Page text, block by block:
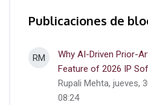
Publicaciones de
RM
Why AI-Driven Prior-
Feature of 2026 IP
Rupali Mehta, jueves,
08:24